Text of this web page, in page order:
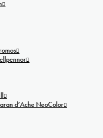
d’Ache NeoColor